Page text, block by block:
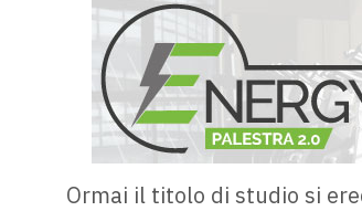
Ormai il titolo di studio si